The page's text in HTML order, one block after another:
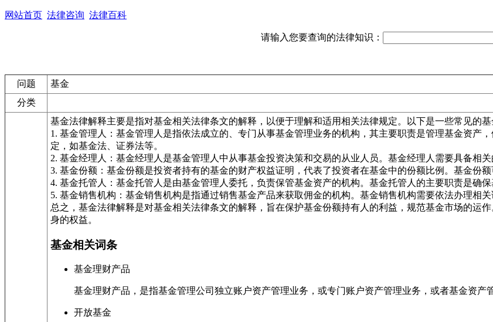
网站首页 法律咨询 法律百科
请输入您要查询的法律知识：
问题
基金
分类
基金法律解释主要是指对基金相关法律条文的解释，以便于理解和适用相关法律规定。以下是一些常见的基
1. 基金管理人：基金管理人是指依法成立的、专门从事基金管理业务的机构，其主要职责是管理基金资产
定，如基金法、证券法等。
2. 基金经理人：基金经理人是基金管理人中从事基金投资决策和交易的从业人员。基金经理人需要具备相
3. 基金份额：基金份额是投资者持有的基金的财产权益证明，代表了投资者在基金中的份额比例。基金份额
4. 基金托管人：基金托管人是由基金管理人委托，负责保管基金资产的机构。基金托管人的主要职责是确
5. 基金销售机构：基金销售机构是指通过销售基金产品来获取佣金的机构。基金销售机构需要依法办理相
总之，基金法律解释是对基金相关法律条文的解释，旨在保护基金份额持有人的利益，规范基金市场的运
身的权益。
基金相关词条
基金理财产品
基金理财产品，是指基金管理公司独立账户资产管理业务，或专门账户资产管理业务，或者基金资产
开放基金